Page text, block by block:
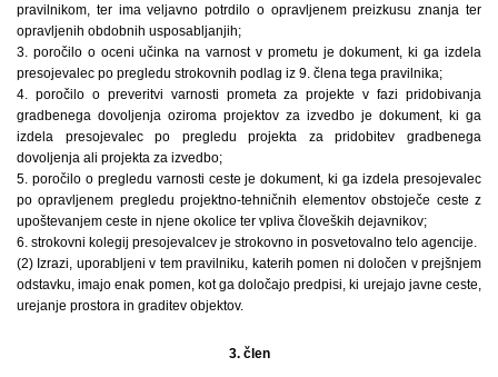
pravilnikom, ter ima veljavno potrdilo o opravljenem preizkusu znanja ter
opravljenih obdobnih usposabljanjih;
3. poročilo o oceni učinka na varnost v prometu je dokument, ki ga izdela
presojevalec po pregledu strokovnih podlag iz 9. člena tega pravilnika;
4. poročilo o preveritvi varnosti prometa za projekte v fazi pridobivanja
gradbenega dovoljenja oziroma projektov za izvedbo je dokument, ki ga
izdela presojevalec po pregledu projekta za pridobitev gradbenega
dovoljenja ali projekta za izvedbo;
5. poročilo o pregledu varnosti ceste je dokument, ki ga izdela presojevalec
po opravljenem pregledu projektno-tehničnih elementov obstoječe ceste z
upoštevanjem ceste in njene okolice ter vpliva človeških dejavnikov;
6. strokovni kolegij presojevalcev je strokovno in posvetovalno telo agencije.
(2) Izrazi, uporabljeni v tem pravilniku, katerih pomen ni določen v prejšnjem
odstavku, imajo enak pomen, kot ga določajo predpisi, ki urejajo javne ceste,
urejanje prostora in graditev objektov.
3. člen